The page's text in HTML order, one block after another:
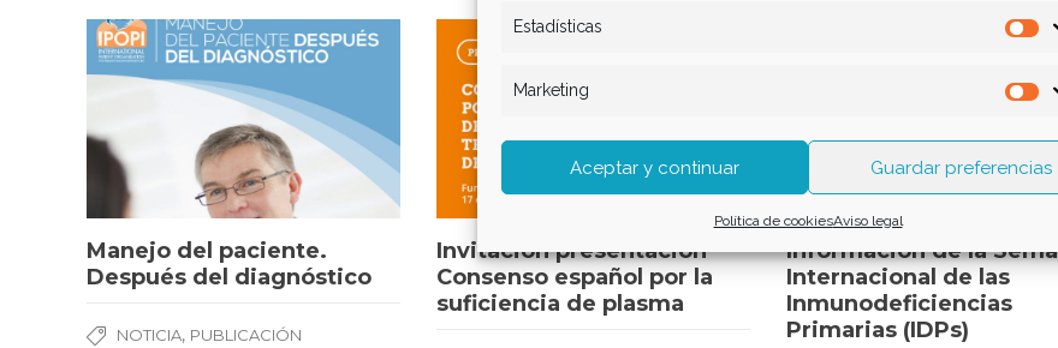
Estadísticas
Marketing
Aceptar y continuar Guardar preferencias
Política de cookiesAviso legal
Manejo del paciente.
Después del diagnóstico
NOTICIA, PUBLICACIÓN
Invitación presentación
Consenso español por la
suficiencia de plasma
Información de la
Internacional de las
Inmunodeficiencias
Primarias (IDPs)